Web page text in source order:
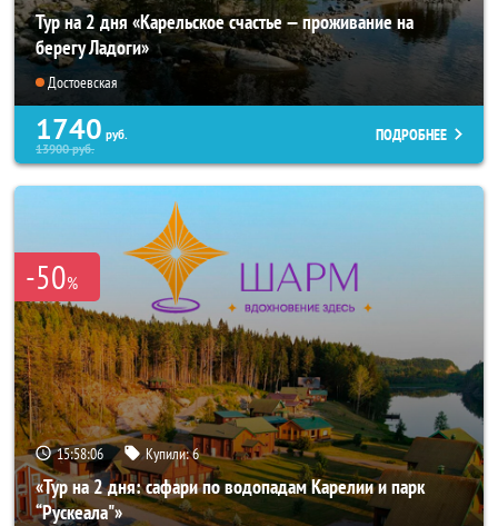
Тур на 2 дня «Карельское счастье — проживание на
берегу Ладоги»
Достоевская
1740 руб.
13900руб.
ПОДРОБНЕЕ
-50%
15:58:05 Купили:6
«Тур на 2 дня: сафари по водопадам Карелии и парк
“Рускеала"»